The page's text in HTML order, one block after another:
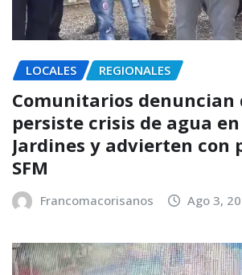
LOCALES REGIONALES
Comunitarios denuncian
persiste crisis de agua en
Jardines y advierten con
SFM
Francomacorisanos Ago 3,